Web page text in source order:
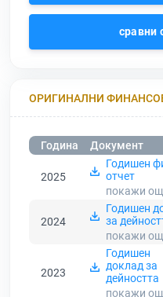
сравни
ОРИГИНАЛНИ
Година Документ
2025
Годишен
отчет
покажи
2024
Годишен
за
покажи
2023
Годишен
доклад за
дейността
покажи